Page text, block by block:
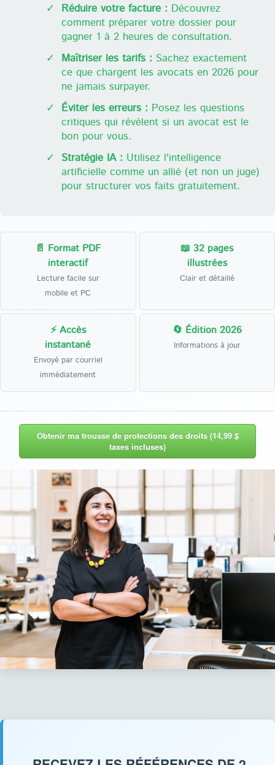
✓ Réduire votre facture : Découvrez
comment préparer votre dossier pour
gagner 1 à 2 heures de consultation.
✓ Maîtriser les tarifs : Sachez exactement
ce que chargent les avocats en 2026 pour
ne jamais surpayer.
✓ Éviter les erreurs : Posez les questions
critiques qui révèlent si un avocat est le
bon pour vous.
✓ Stratégie IA : Utilisez l'intelligence
artificielle comme un allié (et non un juge)
pour structurer vos faits gratuitement.
📄 Format PDF
interactif
Lecture facile sur
mobile et PC
📖 32 pages
illustrées
Clair et détaillé
⚡ Accès
instantané
Envoyé par courriel
immédiatement
🔄 Édition 2026
Informations à jour
Obtenir ma trousse de protections des droits (14,99 $
taxes incluses)